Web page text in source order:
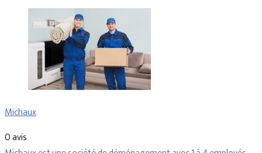
Michaux
0 avis